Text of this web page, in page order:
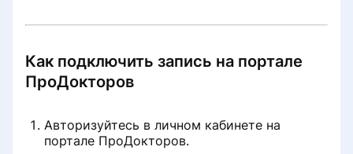
Визитная карточка для пациентов
Удаление профиля специалиста с
портала ПроДокторов
Настройка записи на приём
Раздел «Рекламные кампании»
Убрать рекламу со страницы
Клиника не отображается в
Платёж не зачислен на баланс
Как подключить запись на портале
ПроДокторов
Авторизуйтесь в личном кабинете на
портале ПроДокторов.